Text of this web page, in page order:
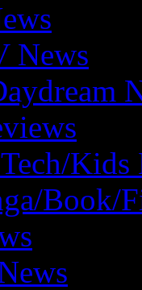
News
Kids
Book/